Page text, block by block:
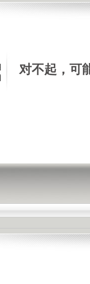
对不起，可